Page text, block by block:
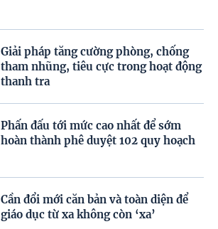
Giải pháp tăng cường phòng, chống
tham nhũng, tiêu cực trong hoạt động
thanh tra
Phấn đấu tới mức cao nhất để sớm
hoàn thành phê duyệt 102 quy hoạch
Cần đổi mới căn bản và toàn diện để
giáo dục từ xa không còn ‘xa’